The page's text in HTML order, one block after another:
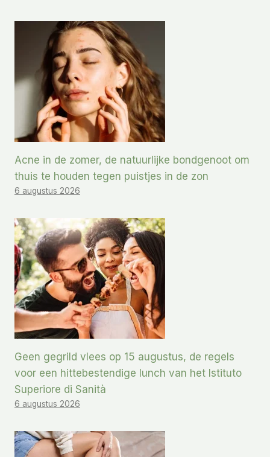
Acne in de zomer, de natuurlijke bondgenoot om
thuis te houden tegen puistjes in de zon
6 augustus 2026
Geen gegrild vlees op 15 augustus, de regels
voor een hittebestendige lunch van het Istituto
Superiore di Sanità
6 augustus 2026